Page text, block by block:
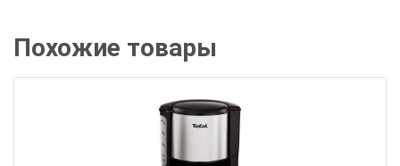
Похожие товары